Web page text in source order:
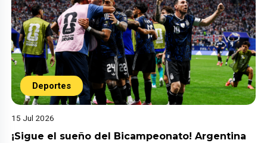
Deportes
15 Jul 2026
¡Sigue el sueño del Bicampeonato! Argentina